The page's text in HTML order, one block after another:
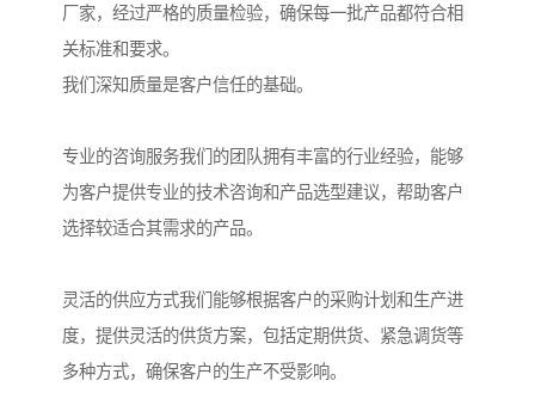
厂家，经过严格的质量检验，确保每一批产品都符合相
关标准和要求。
我们深知质量是客户信任的基础。
专业的咨询服务我们的团队拥有丰富的行业经验，能够
为客户提供专业的技术咨询和产品选型建议，帮助客户
选择较适合其需求的产品。
灵活的供应方式我们能够根据客户的采购计划和生产进
度，提供灵活的供货方案，包括定期供货、紧急调货等
多种方式，确保客户的生产不受影响。